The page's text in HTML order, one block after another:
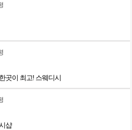
곳이 최고! 스웨디시
샵